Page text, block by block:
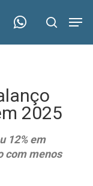
search
2025
12% em
com menos